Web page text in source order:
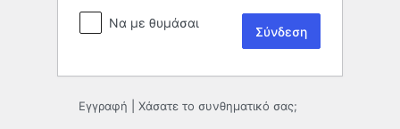
Να με θυμάσαι
Εγγραφή Χάσατε το συνθηματικό σας;